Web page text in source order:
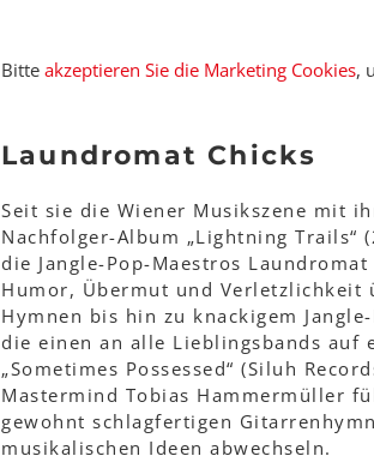
Bitte akzeptieren Sie die Marketing Cookies,
Laundromat Chicks
Seit sie die Wiener Musikszene mit
Nachfolger-Album „Lightning
die Jangle-Pop-Maestros
Humor, Übermut und Verletzlichkeit
Hymnen bis hin zu knackigem
die einen an alle Lieblingsbands auf
„Sometimes Possessed“ (Siluh
Mastermind Tobias Hammermüller
gewohnt schlagfertigen
musikalischen Ideen abwechseln.